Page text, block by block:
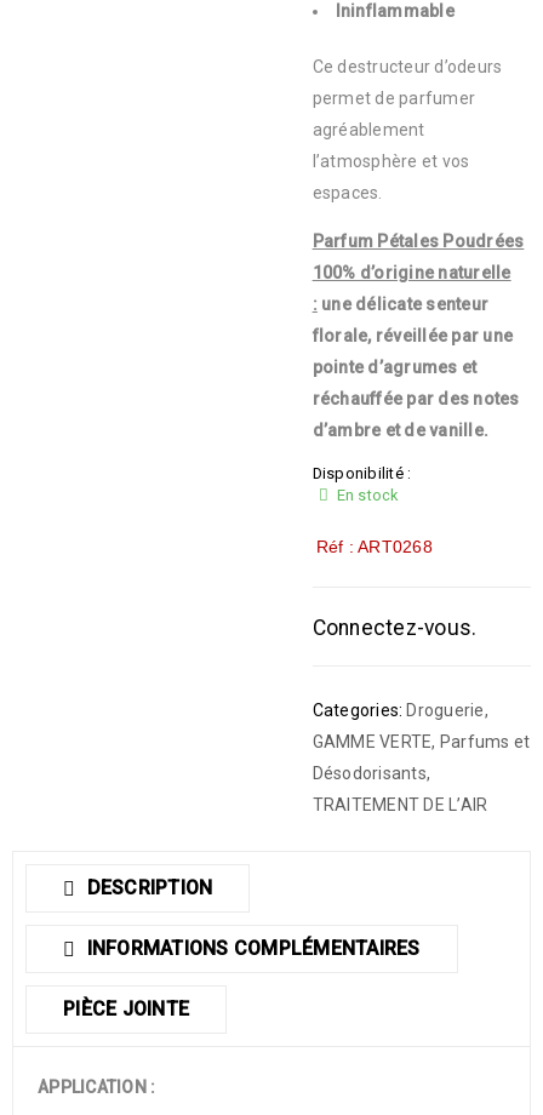
Ininflammable
Ce destructeur d’odeurs
permet de parfumer
agréablement
l’atmosphère et vos
espaces.
Parfum Pétales Poudrées
100% d’origine naturelle
: une délicate senteur
florale, réveillée par une
pointe d’agrumes et
réchauffée par des notes
d’ambre et de vanille.
Disponibilité :
En stock
Réf : ART0268
Connectez-vous.
Categories: Droguerie,
GAMME VERTE, Parfums et
Désodorisants,
TRAITEMENT DE L’AIR
DESCRIPTION
INFORMATIONS COMPLÉMENTAIRES
PIÈCE JOINTE
APPLICATION :